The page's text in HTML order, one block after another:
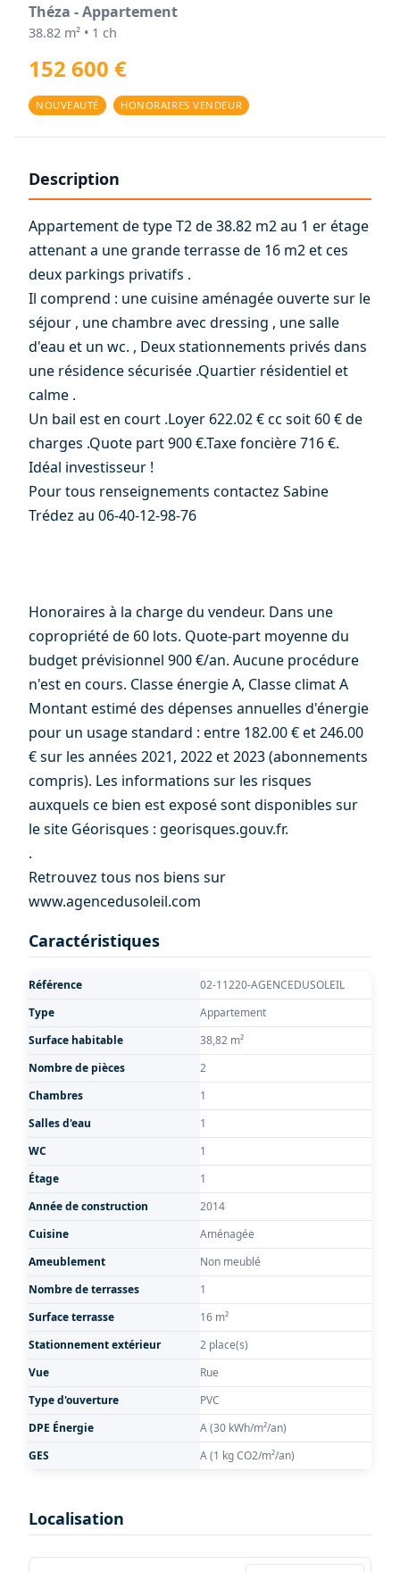
Théza - Appartement
38.82 m² • 1 ch
152 600 €
NOUVEAUTÉ HONORAIRES VENDEUR
Description
Appartement de type T2 de 38.82 m2 au 1 er étage
attenant a une grande terrasse de 16 m2 et ces
deux parkings privatifs .
Il comprend : une cuisine aménagée ouverte sur le
séjour , une chambre avec dressing , une salle
d'eau et un wc. , Deux stationnements privés dans
une résidence sécurisée .Quartier résidentiel et
calme .
Un bail est en court .Loyer 622.02 € cc soit 60 € de
charges .Quote part 900 €.Taxe foncière 716 €.
Idéal investisseur !
Pour tous renseignements contactez Sabine
Trédez au 06-40-12-98-76
Honoraires à la charge du vendeur. Dans une
copropriété de 60 lots. Quote-part moyenne du
budget prévisionnel 900 €/an. Aucune procédure
n'est en cours. Classe énergie A, Classe climat A
Montant estimé des dépenses annuelles d'énergie
pour un usage standard : entre 182.00 € et 246.00
€ sur les années 2021, 2022 et 2023 (abonnements
compris). Les informations sur les risques
auxquels ce bien est exposé sont disponibles sur
le site Géorisques : georisques.gouv.fr.
.
Retrouvez tous nos biens sur
www.agencedusoleil.com
Caractéristiques
Référence
02-11220-AGENCEDUSOLEIL
Type
Appartement
Surface habitable
38,82 m²
Nombre de pièces
2
Chambres
1
Salles d'eau
1
WC
1
Étage
1
Année de construction
2014
Cuisine
Aménagée
Ameublement
Non meublé
Nombre de terrasses
1
Surface terrasse
16 m²
Stationnement extérieur
2 place(s)
Vue
Rue
Type d'ouverture
PVC
DPE Énergie
A (30 kWh/m²/an)
GES
A (1 kg CO2/m²/an)
Localisation